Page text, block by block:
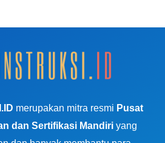
merupakan mitra resmi Pusat
dan Sertifikasi Mandiri yang